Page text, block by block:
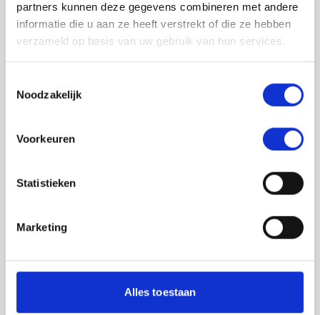
partners kunnen deze gegevens combineren met andere
informatie die u aan ze heeft verstrekt of die ze hebben
verzameld op basis van uw gebruik van hun services.
Noodzakelijk
Voorkeuren
Statistieken
Marketing
Alles toestaan
Jouw feedback wordt verwerkt door de
adviseurs van het team richtlijnen NCJ. Als zij
feedback meegenomen wordt met de
Ik ga akkoord dat mijn gegevens
worden gedeeld met de